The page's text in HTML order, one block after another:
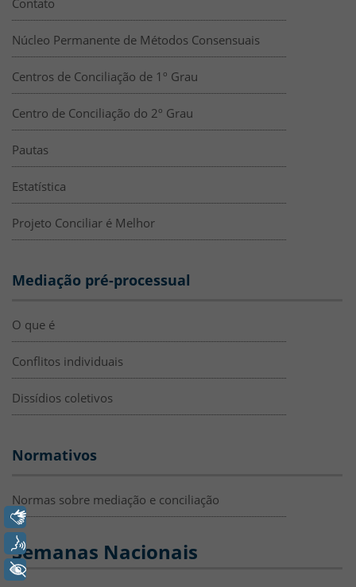
Contato
Núcleo Permanente de Métodos Consensuais
Centros de Conciliação de 1º Grau
Centro de Conciliação do 2º Grau
Pautas
Estatística
Projeto Conciliar é Melhor
Mediação pré-processual
O que é
Conflitos individuais
Dissídios coletivos
Normativos
Normas sobre mediação e conciliação
Semanas Nacionais
Libras